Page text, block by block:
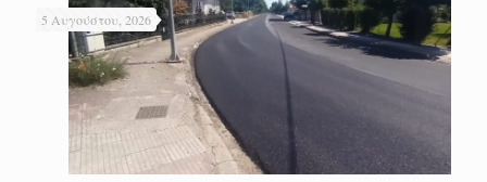
5 Αυγούστου, 2026